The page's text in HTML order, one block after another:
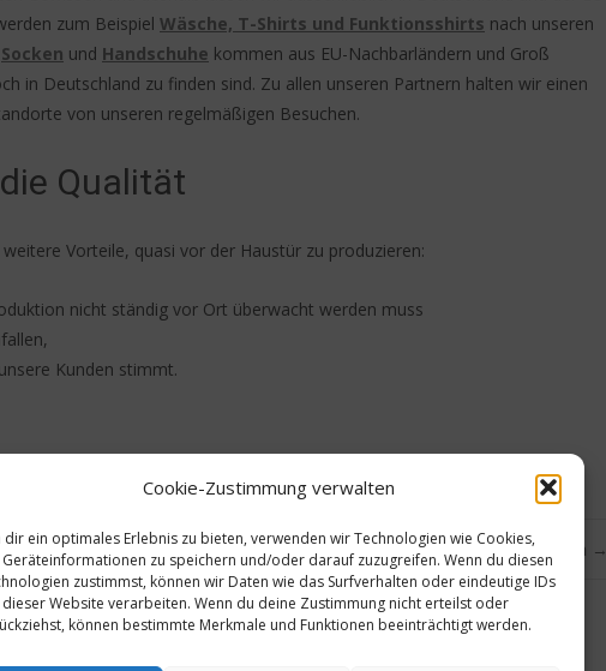
Cookie-Zustimmung verwalten
dir ein optimales Erlebnis zu bieten, verwenden wir Technologien wie Cookies,
Geräteinformationen zu speichern und/oder darauf zuzugreifen. Wenn du diesen
zustimmst, können wir Daten wie das Surfverhalten oder eindeutige IDs
dieser Website verarbeiten. Wenn du deine Zustimmung nicht erteilst oder
können bestimmte Merkmale und Funktionen beeinträchtigt werden.
zum Beispiel Wäsche, T-Shirts und Funktionsshirts nach unseren
Socken und Handschuhe kommen aus EU-Nachbarländern und Groß
in Deutschland zu finden sind. Zu allen unseren Partnern halten wir einen
von unseren regelmäßigen Besuchen.
Qualität
Vorteile, quasi vor der Haustür zu produzieren:
nicht ständig vor Ort überwacht werden muss
Kunden stimmt.
Krankmacher in den Klamotten →